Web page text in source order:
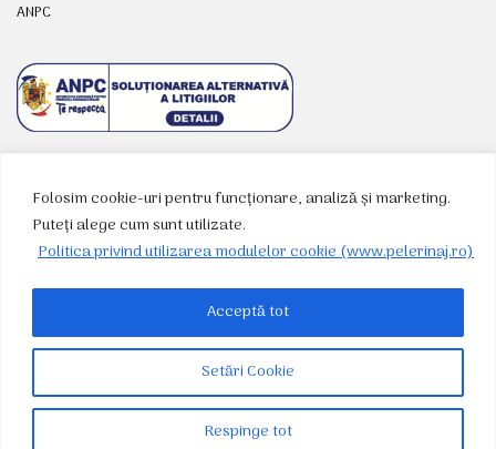
Folosim cookie-uri pentru funcționare, analiză și marketing.
Puteți alege cum sunt utilizate.
Politica privind utilizarea modulelor cookie (www.pelerinaj.ro)
Setări Cookie
Respinge tot
Acceptă tot
ANPC
RETELE SOCIALE